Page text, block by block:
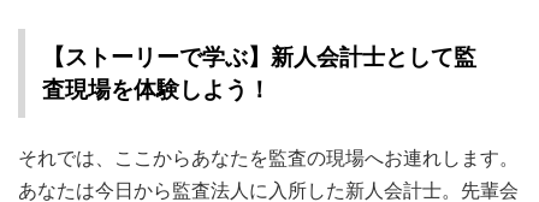
【ストーリーで学ぶ】新人会計士として監
査現場を体験しよう！
それでは、ここからあなたを監査の現場へお連れします。
あなたは今日から監査法人に入所した新人会計士。先輩会